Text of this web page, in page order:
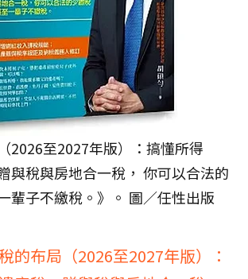
2026至2027年版）：搞懂所得
與稅與房地合一稅， 你可以合法的
輩子不繳稅。》。 圖／任性出版
的布局（2026至2027年版）：